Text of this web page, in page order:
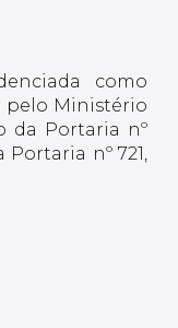
como
pelo Ministério
da Portaria nº
Portaria nº 721,